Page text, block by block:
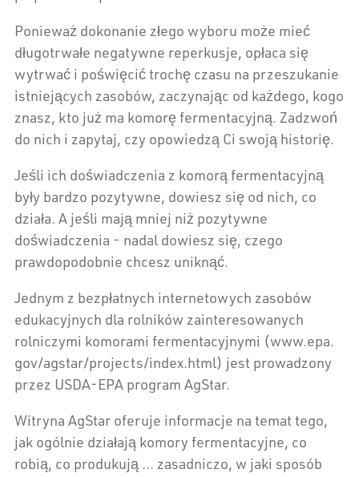
Ponieważ dokonanie złego wyboru może mieć
długotrwałe negatywne reperkusje, opłaca się
wytrwać i poświęcić trochę czasu na przeszukanie
istniejących zasobów, zaczynając od każdego, kogo
znasz, kto już ma komorę fermentacyjną. Zadzwoń
do nich i zapytaj, czy opowiedzą Ci swoją historię.
Jeśli ich doświadczenia z komorą fermentacyjną
były bardzo pozytywne, dowiesz się od nich, co
działa. A jeśli mają mniej niż pozytywne
doświadczenia - nadal dowiesz się, czego
prawdopodobnie chcesz uniknąć.
Jednym z bezpłatnych internetowych zasobów
edukacyjnych dla rolników zainteresowanych
rolniczymi komorami fermentacyjnymi (www.epa.
gov/agstar/projects/index.html) jest prowadzony
przez USDA-EPA program AgStar.
Witryna AgStar oferuje informacje na temat tego,
jak ogólnie działają komory fermentacyjne, co
robią, co produkują ... zasadniczo, w jaki sposób